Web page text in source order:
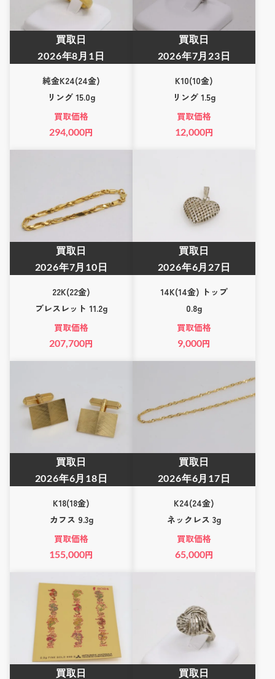
買取日
2026年8月1日
純金K24(24金)
リング 15.0g
買取価格
294,000円
買取日
2026年7月23日
K10(10金)
リング 1.5g
買取価格
12,000円
買取日
2026年7月10日
22K(22金)
ブレスレット 11.2g
買取価格
207,700円
買取日
2026年6月27日
14K(14金) トップ
0.8g
買取価格
9,000円
買取日
2026年6月18日
K18(18金)
カフス 9.3g
買取価格
155,000円
買取日
2026年6月17日
K24(24金)
ネックレス 3g
買取価格
65,000円
買取日
買取日